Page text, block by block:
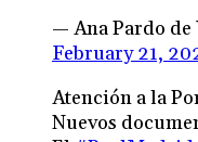
— Ana Pardo de
February 21,
Atención a la
Nuevos